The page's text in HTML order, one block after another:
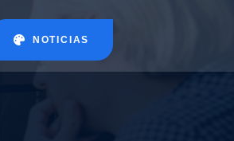
NOTICIAS